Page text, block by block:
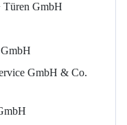
Türen GmbH
GmbH & Co.